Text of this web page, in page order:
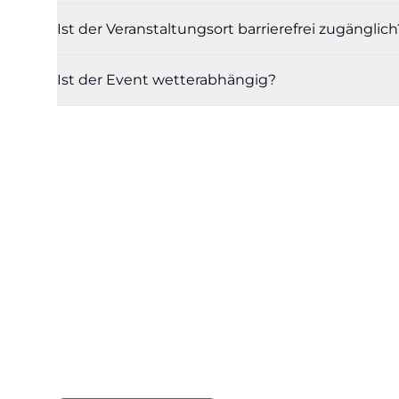
Ist der Veranstaltungsort barrierefrei
Ist der Event wetterabhängig?